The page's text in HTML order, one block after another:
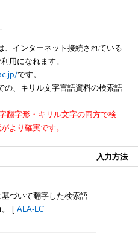
、インターネット接続されている
用になれます。
です。
の、キリル文字言語資料の検索語
翻字形・キリル文字の両方で検
より確実です。
入力方法
づいて翻字した検索語
。 [ ALA-LC